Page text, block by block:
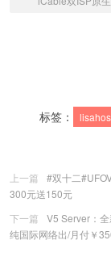
标签：
上一篇
#双十二
300元送150元
下一篇
V5 Server：
纯国际网络出/月付￥